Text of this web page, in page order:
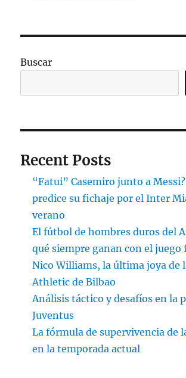
Buscar
Recent Posts
“Fatui” Casemiro junto a
predice su fichaje por el Inter
verano
El fútbol de hombres duros del
qué siempre ganan con el juego
Nico Williams, la última joya de
Athletic de Bilbao
Análisis táctico y desafíos en la
Juventus
La fórmula de supervivencia de
en la temporada actual